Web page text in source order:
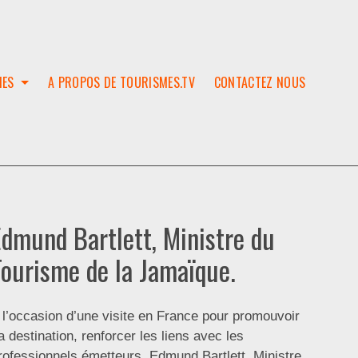
A PROPOS DE TOURISMES.TV CONTACTEZ NOUS
Bartlett, Ministre du
de la Jamaïque.
l’occasion d’une visite en France pour promouvoir
destination, renforcer les liens avec les